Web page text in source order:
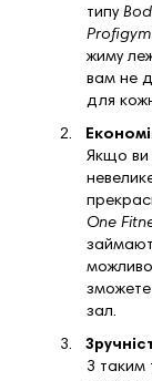
типу
жиму
вам не
для
2.
Якщо ви
One
зал.
3.
З таким